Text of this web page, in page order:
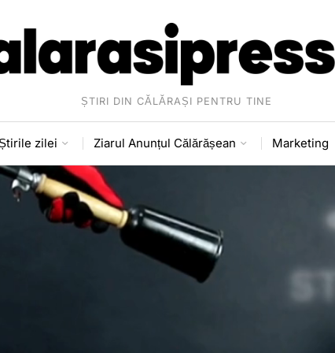
ȘTIRI DIN CĂLĂRAȘI PENTRU TINE
zilei Ziarul Anunțul Călărășean Marketing